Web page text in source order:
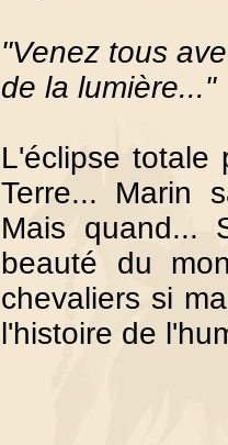
"Venez tous
de la lumière..."
L'éclipse
Terre... Marin
Mais quand...
beauté du
chevaliers si
l'histoire de